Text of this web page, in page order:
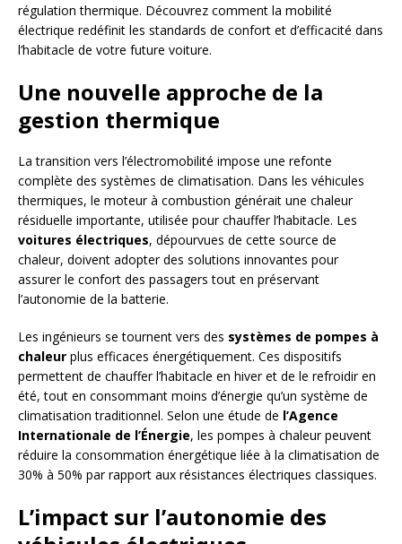
régulation thermique. Découvrez comment la mobilité
électrique redéfinit les standards de confort et d’efficacité dans
l’habitacle de votre future voiture.
Une nouvelle approche de la
gestion thermique
La transition vers l’électromobilité impose une refonte
complète des systèmes de climatisation. Dans les véhicules
thermiques, le moteur à combustion générait une chaleur
résiduelle importante, utilisée pour chauffer l’habitacle. Les
voitures électriques, dépourvues de cette source de
chaleur, doivent adopter des solutions innovantes pour
assurer le confort des passagers tout en préservant
l’autonomie de la batterie.
Les ingénieurs se tournent vers des systèmes de pompes à
chaleur plus efficaces énergétiquement. Ces dispositifs
permettent de chauffer l’habitacle en hiver et de le refroidir en
été, tout en consommant moins d’énergie qu’un système de
climatisation traditionnel. Selon une étude de l’Agence
Internationale de l’Énergie, les pompes à chaleur peuvent
réduire la consommation énergétique liée à la climatisation de
30% à 50% par rapport aux résistances électriques classiques.
L’impact sur l’autonomie des